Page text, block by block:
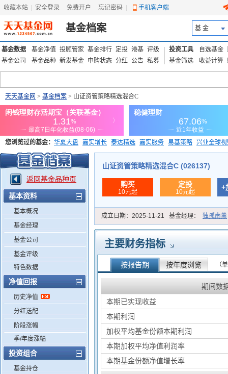
收藏本站 安全登录 免费开户 忘记密码 手机客户端
基金档案 基 金
基金数据 基金净值 投顾管家 基金排行 定投 港基 评级
基金公司
基金品种 新发基金 申购状态 分红 公告 私募
投资工具 自选基金
基金筛选
收益计算
天天基金网 > 基金档案 > 山证资管策略精选混合C
您浏览过的基金： 华夏大盘 嘉实增长 泰达精选 嘉实服务 易基策略 兴业全球
添富优势 华安宏利 上证180价值ETF
返回基金品种页
基本资料
基本概况
基金经理
基金公司
基金评级
特色数据
净值回报
历史净值
分红送配
阶段涨幅
季/年度涨幅
投资组合
基金持仓
山证资管策略精选混合C (026137)
购买
10元起
定投
10元起
+
成立日期： 2025-11-21 基金经理： 独孤南薰
主要财务指标
按报告期 按年度浏览 （
期间数
本期已实现收益
本期利润
加权平均基金份额本期利润
本期加权平均净值利润率
本期基金份额净值增长率